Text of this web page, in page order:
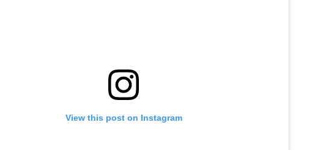
View this post on Instagram